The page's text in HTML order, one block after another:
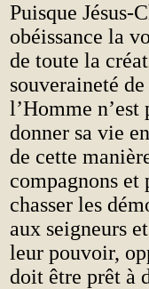
Puisque Jésus-
obéissance la
de toute la
souveraineté
l’Homme
donner sa vie
de cette
compagnons et
chasser les
aux seigneurs
leur pouvoir,
doit être prêt à